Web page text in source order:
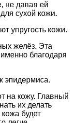
давая ей
сухой кожи.
кожи.
желёз. Эта
благодаря
на кожу. Главный
их делать
будет